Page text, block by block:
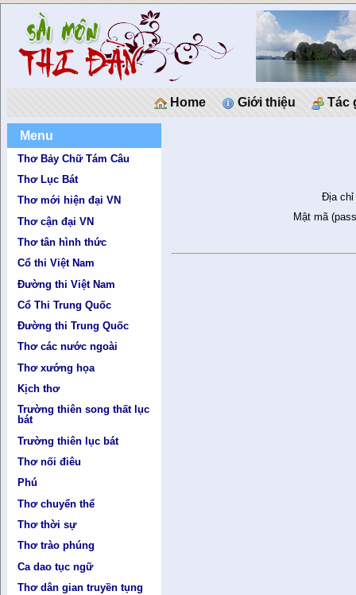
Home Giới thiệu Tác
Menu
Thơ Bảy Chữ Tám Câu
Thơ Lục Bát
Thơ mới hiện đại VN
Thơ cận đại VN
Thơ tân hình thức
Cổ thi Việt Nam
Đường thi Việt Nam
Cổ Thi Trung Quốc
Đường thi Trung Quốc
Thơ các nước ngoài
Thơ xướng họa
Kịch thơ
Trường thiên song thất lục
bát
Trường thiên lục bát
Thơ nối điêu
Phú
Thơ chuyển thể
Thơ thời sự
Thơ trào phúng
Ca dao tục ngữ
Thơ dân gian truyền tụng
Địa chỉ
Mật mã